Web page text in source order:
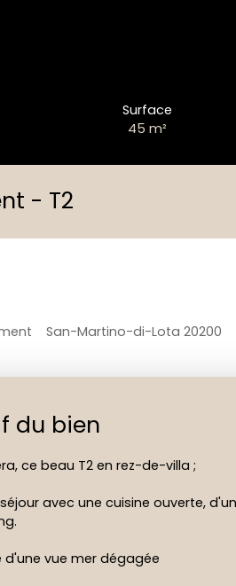
Surface
45m²
- T2
San-Martino-di-Lota 20200
du bien
ce beau T2 en rez-de-villa ;
avec une cuisine ouverte,
d'une vue mer dégagée